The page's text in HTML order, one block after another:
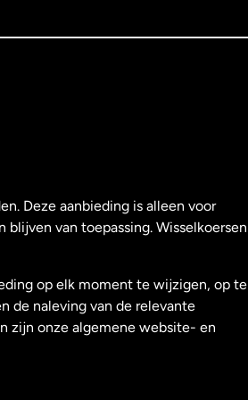
Deze aanbieding is alleen voor
van toepassing. Wisselkoersen
op elk moment te wijzigen, op te
de naleving van de relevante
zijn onze algemene website- en